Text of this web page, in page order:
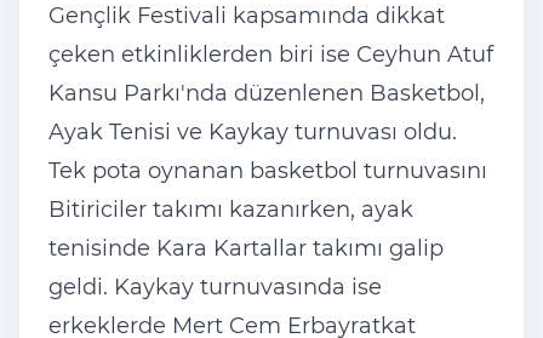
Gençlik Festivali kapsamında dikkat
çeken etkinliklerden biri ise Ceyhun Atuf
Kansu Parkı'nda düzenlenen Basketbol,
Ayak Tenisi ve Kaykay turnuvası oldu.
Tek pota oynanan basketbol turnuvasını
Bitiriciler takımı kazanırken, ayak
tenisinde Kara Kartallar takımı galip
geldi. Kaykay turnuvasında ise
erkeklerde Mert Cem Erbayratkat